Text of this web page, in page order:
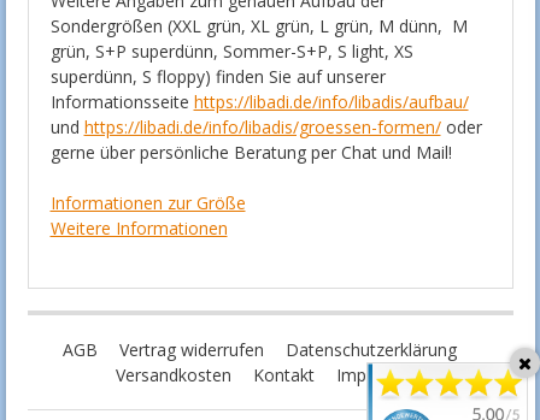
Sondergrößen (XXL grün, XL grün, L grün, M dünn, M
grün, S+P superdünn, Sommer-S+P, S light, XS
superdünn, S floppy) finden Sie auf unserer
Informationsseite https://libadi.de/info/libadis/aufbau/
und https://libadi.de/info/libadis/groessen-formen/oder
gerne über persönliche Beratung per Chat und Mail!
Informationen zur Größe
Weitere Informationen
AGB Vertrag widerrufen
Datenschutzerklärung
Versandkosten
Kontakt Impressum